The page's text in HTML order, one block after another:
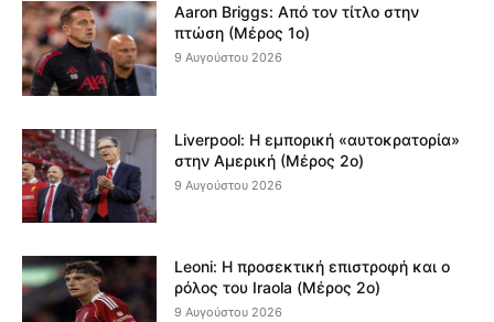
Aaron Briggs: Από τον τίτλο στην
πτώση (Μέρος 1ο)
9 Αυγούστου 2026
Liverpool: Η εμπορική «αυτοκρατορία»
στην Αμερική (Μέρος 2ο)
9 Αυγούστου 2026
Leoni: Η προσεκτική επιστροφή και ο
ρόλος του Iraola (Μέρος 2ο)
9 Αυγούστου 2026